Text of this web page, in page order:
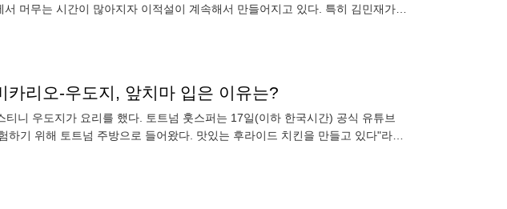
머무는 시간이 많아지자 이적설이 계속해서 만들어지고 있다. 특히 김민재가
리오-우도지, 앞치마 입은 이유는?
니 우도지가 요리를 했다. 토트넘 훗스퍼는 17일(이하 한국시간) 공식 유튜브
기 위해 토트넘 주방으로 들어왔다. 맛있는 후라이드 치킨을 만들고 있다"라고